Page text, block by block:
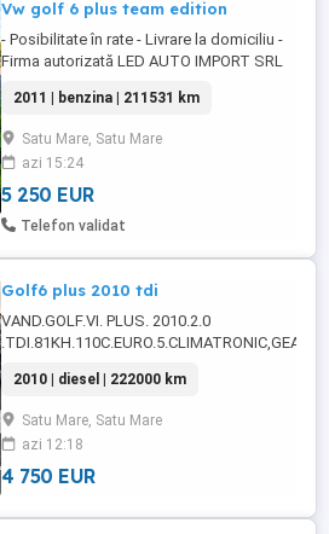
Vw golf 6 plus team edition
- Posibilitate în rate - Livrare la domiciliu -
Firma autorizată LED AUTO IMPORT SRL
Informații: - An fabricație: 2010 (după serie
2011) - Motor: 1.4 MPI, Euro 5 - Cutie de
viteze: Manuală - Rulaj: 211.531 km (Reali
și verificabili) - Serie șasiu:
WVWZZZ1KZBW545549 - ...
2011 | benzina | 211531 km
Satu Mare, Satu Mare
azi 15:24
5 250 EUR
Telefon validat
Golf6 plus 2010 tdi
VAND.GOLF.VI. PLUS. 2010.2.0
LUMINI,SENZORI PLOAIE,SENZORI PARCARE
FATA SPATE,Computar bord,Pilot
piele cu comenzi,Scaune
recar,10.Aerbaguri,ABS,ESP,Proectore
magneziu,Inchidere centralizata pe
2010 | diesel | 222000 km
Satu Mare, Satu Mare
azi 12:18
4 750 EUR